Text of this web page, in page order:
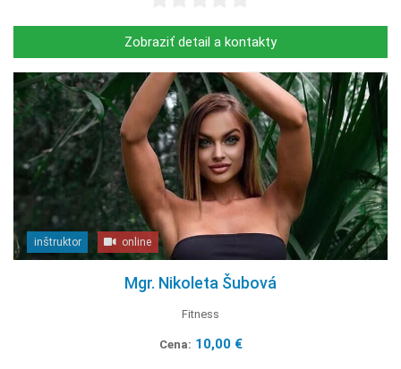
Zobraziť detail a kontakty
inštruktor online
Mgr. Nikoleta Šubová
Fitness
Cena: 10,00 €